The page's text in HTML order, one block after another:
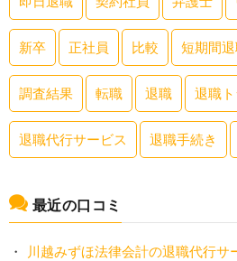
新卒 正社員 比較 短期間
調査結果 転職 退職 退職
退職代行サービス 退職手続き
最近の口コミ
川越みずほ法律会計の退職代行サ